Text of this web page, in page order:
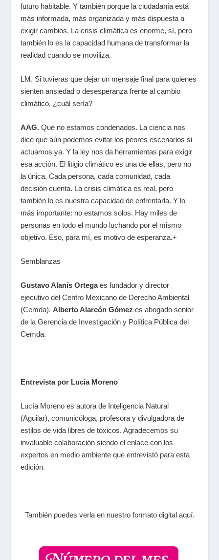
futuro habitable. Y también porque la ciudadanía está
más informada, más organizada y más dispuesta a
exigir cambios. La crisis climática es enorme, sí, pero
también lo es la capacidad humana de transformar la
realidad cuando se moviliza.
LM. Si tuvieras que dejar un mensaje final para quienes
sienten ansiedad o desesperanza frente al cambio
climático, ¿cuál sería?
AAG. Que no estamos condenados. La ciencia nos
dice que aún podemos evitar los peores escenarios si
actuamos ya. Y la ley nos da herramientas para exigir
esa acción. El litigio climático es una de ellas, pero no
la única. Cada persona, cada comunidad, cada
decisión cuenta. La crisis climática es real, pero
también lo es nuestra capacidad de enfrentarla. Y lo
más importante: no estamos solos. Hay miles de
personas en todo el mundo luchando por el mismo
objetivo. Eso, para mí, es motivo de esperanza.+
Semblanzas
Gustavo Alanís Ortegaes fundador y director
ejecutivo del Centro Mexicano de Derecho Ambiental
(Cemda).Alberto Alarcón Gómez es abogado senior
de la Gerencia de Investigación y Política Pública del
Cemda.
Entrevista por Lucía Moreno
Lucía Moreno es autora de Inteligencia Natural
(Aguilar), comunicóloga, profesora y divulgadora de
estilos de vida libres de tóxicos. Agradecemos su
invaluable colaboración siendo el enlace con los
expertos en medio ambiente que entrevistó para esta
edición.
También puedes verla en nuestro formato digital aquí.